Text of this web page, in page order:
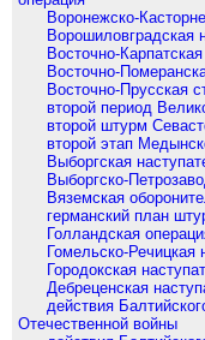
Воронежско-
Ворошиловградская
Восточно-
Восточно-
Восточно-Прусская
второй период
второй штурм
второй этап
Выборгская
Выборгско-
Вяземская
германский план
Голландская
Гомельско-Речицкая
Городокская
Дебреценская
действия
Отечественной войны